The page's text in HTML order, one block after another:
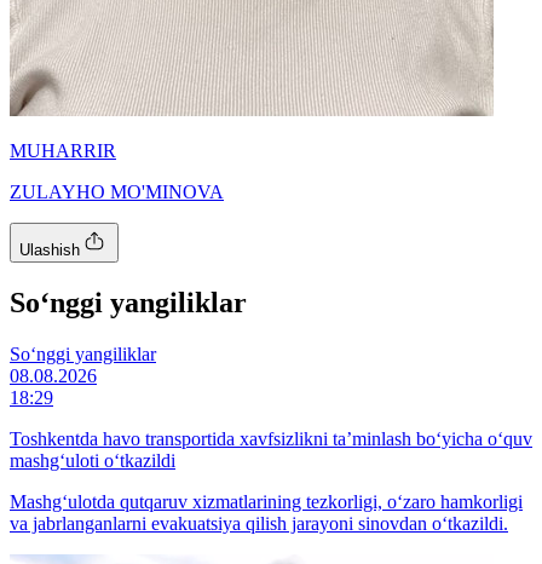
MUHARRIR
ZULAYHO MO'MINOVA
Ulashish
So‘nggi yangiliklar
So‘nggi yangiliklar
08.08.2026
18:29
Toshkentda havo transportida xavfsizlikni ta’minlash bo‘yicha o‘quv
mashg‘uloti o‘tkazildi
Mashg‘ulotda qutqaruv xizmatlarining tezkorligi, o‘zaro hamkorligi
va jabrlanganlarni evakuatsiya qilish jarayoni sinovdan o‘tkazildi.